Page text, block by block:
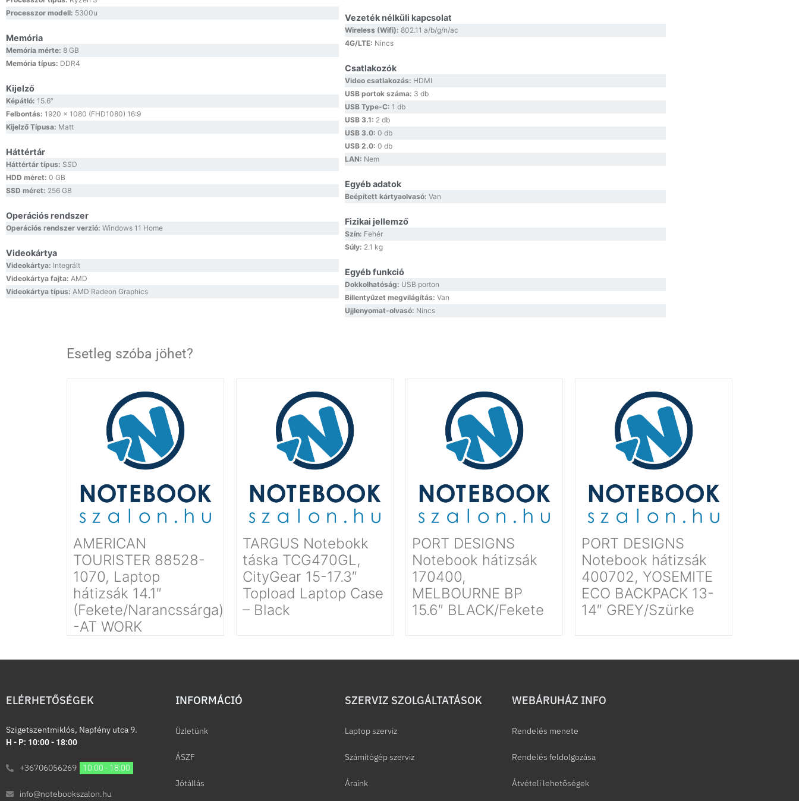
Processzor modell: 5300u
Memória
Memória mérte: 8 GB
Memória típus: DDR4
Kijelző
Képátló: 15.6″
Felbontás: 1920 x 1080 (FHD1080) 16:9
Kijelző Típusa: Matt
Háttértár
Háttértár típus: SSD
HDD méret: 0 GB
SSD méret: 256 GB
Operációs rendszer
Operációs rendszer verzió: Windows 11 Home
Videokártya
Videokártya: Integrált
Videokártya fajta: AMD
Videokártya típus: AMD Radeon Graphics
Vezeték nélküli kapcsolat
Wireless (Wifi): 802.11 a/b/g/n/ac
4G/LTE: Nincs
Csatlakozók
Video csatlakozás: HDMI
USB portok száma: 3 db
USB Type-C: 1 db
USB 3.1: 2 db
USB 3.0: 0 db
USB 2.0: 0 db
LAN: Nem
Egyéb adatok
Beépített kártyaolvasó: Van
Fizikai jellemző
Szín: Fehér
Súly: 2.1 kg
Egyéb funkció
Dokkolhatóság: USB porton
Billentyűzet megvilágítás: Van
Ujjlenyomat-olvasó: Nincs
Esetleg szóba jöhet?
AMERICAN
TOURISTER 88528-
1070, Laptop
hátizsák 14.1″
(Fekete/Narancssárga)
-AT WORK
TARGUS Notebokk
táska TCG470GL,
CityGear 15-17.3″
Topload Laptop Case
– Black
PORT DESIGNS
Notebook hátizsák
170400,
MELBOURNE BP
15.6″ BLACK/Fekete
PORT DESIGNS
Notebook hátizsák
400702, YOSEMITE
ECO BACKPACK 13-
14″ GREY/Szürke
ELÉRHETŐSÉGEK
Szigetszentmiklós, Napfény utca 9.
H - P: 10:00 - 18:00
+36706056269 10:00 - 18:00
info@notebookszalon.hu
INFORMÁCIÓ​
Üzletünk
ÁSZF
Jótállás
SZERVIZ SZOLGÁLTATÁSOK
Laptop szerviz
Számítógép szerviz
Áraink
WEBÁRUHÁZ INFO
Rendelés menete
Rendelés feldolgozása
Átvételi lehetőségek